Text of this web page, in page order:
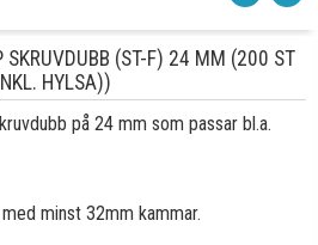
SKRUVDUBB (ST-F) 24 MM (200 ST
HYLSA))
på 24 mm som passar bl.a.
minst 32mm kammar.